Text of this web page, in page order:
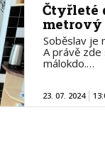
Čtyřleté
metrový
Soběslav je
A právě
málokdo.…
23. 07. 2024